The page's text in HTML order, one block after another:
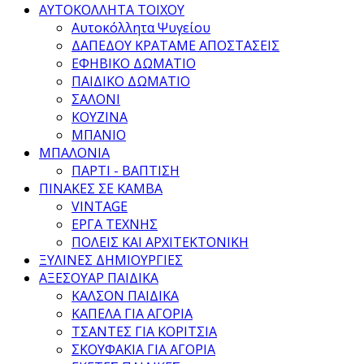
ΑΥΤΟΚΟΛΛΗΤΑ ΤΟΙΧΟΥ
Αυτοκόλλητα Ψυγείου
ΔΑΠΕΔΟΥ ΚΡΑΤΑΜΕ ΑΠΟΣΤΑΣΕΙΣ
ΕΦΗΒΙΚΟ ΔΩΜΑΤΙΟ
ΠΑΙΔΙΚΟ ΔΩΜΑΤΙΟ
ΣΑΛΟΝΙ
ΚΟΥΖΙΝΑ
ΜΠΑΝΙΟ
ΜΠΑΛΟΝΙΑ
ΠΑΡΤΙ - ΒΑΠΤΙΣΗ
ΠΙΝΑΚΕΣ ΣΕ ΚΑΜΒΑ
VINTAGE
ΕΡΓΑ ΤΕΧΝΗΣ
ΠΟΛΕΙΣ ΚΑΙ ΑΡΧΙΤΕΚΤΟΝΙΚΗ
ΞΥΛΙΝΕΣ ΔΗΜΙΟΥΡΓΙΕΣ
ΑΞΕΣΟΥΑΡ ΠΑΙΔΙΚΑ
ΚΑΛΣΟΝ ΠΑΙΔΙΚΑ
ΚΑΠΕΛΑ ΓΙΑ ΑΓΟΡΙΑ
ΤΣΑΝΤΕΣ ΓΙΑ ΚΟΡΙΤΣΙΑ
ΣΚΟΥΦΑΚΙΑ ΓΙΑ ΑΓΟΡΙΑ